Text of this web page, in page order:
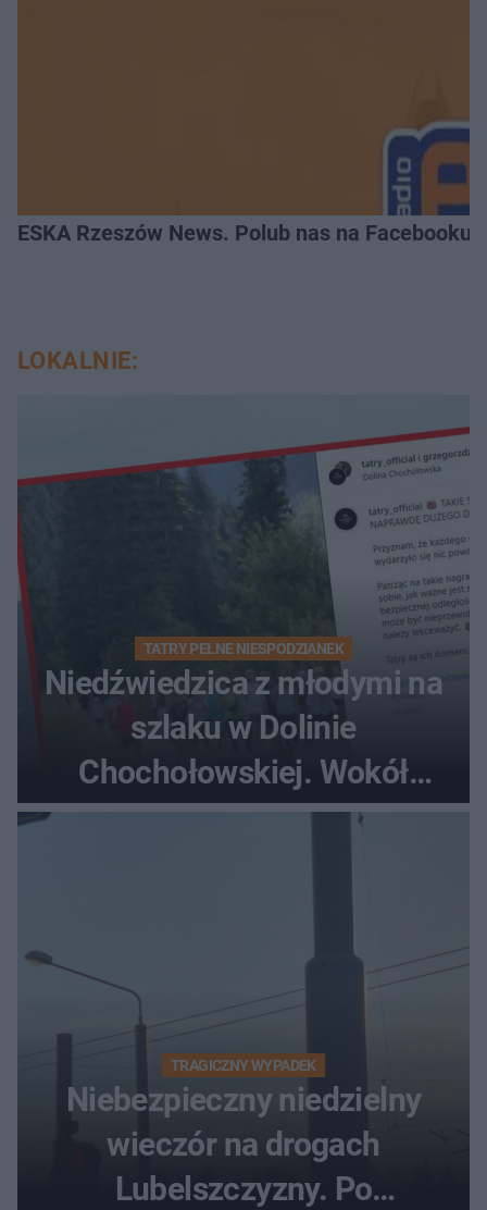
ESKA Rzeszów News. Polub nas na Facebooku!
LOKALNIE:
TATRY PEŁNE NIESPODZIANEK
Niedźwiedzica z młodymi na
szlaku w Dolinie
Chochołowskiej. Wokół
TRAGICZNY WYPADEK
Niebezpieczny niedzielny
wieczór na drogach
Lubelszczyzny. Po